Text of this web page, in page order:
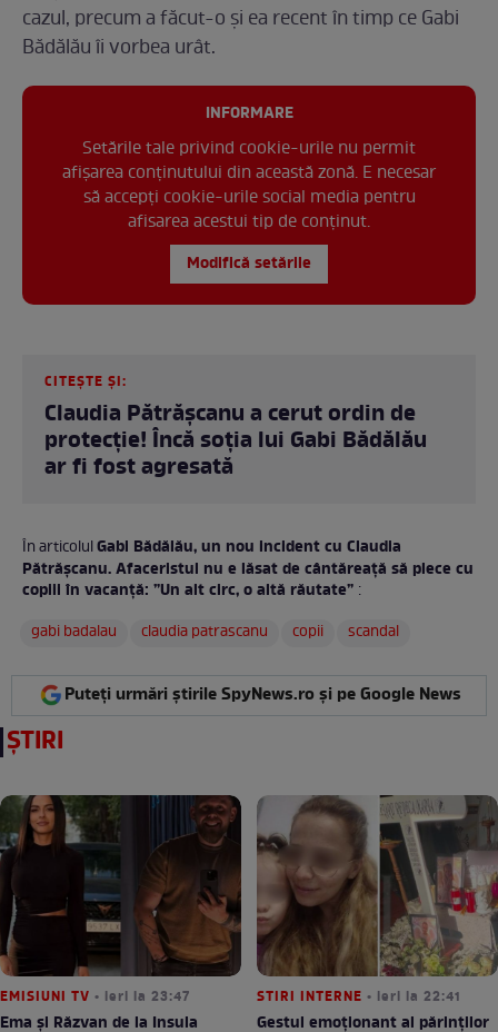
cazul, precum a făcut-o și ea recent în timp ce Gabi
Bădălău îi vorbea urât.
INFORMARE
Setările tale privind cookie-urile nu permit
afișarea conținutului din această zonă. E necesar
să accepți cookie-urile social media pentru
afisarea acestui tip de conținut.
Modifică setările
CITEȘTE ȘI:
Claudia Pătrășcanu a cerut ordin de
protecție! Încă soția lui Gabi Bădălău
ar fi fost agresată
În articolulGabi Bădălău, un nou incident cu Claudia
Pătrășcanu. Afaceristul nu e lăsat de cântăreață să plece cu
copiii în vacanță: ”Un alt circ, o altă răutate” :
gabi badalau
claudia patrascanu copii scandal
Puteți urmări știrile SpyNews.ro și pe Google News
ȘTIRI
EMISIUNI TV • ieri la 23:47
Ema și Răzvan de la Insula
STIRI INTERNE • ieri la 22:41
Gestul emoționant al părinților